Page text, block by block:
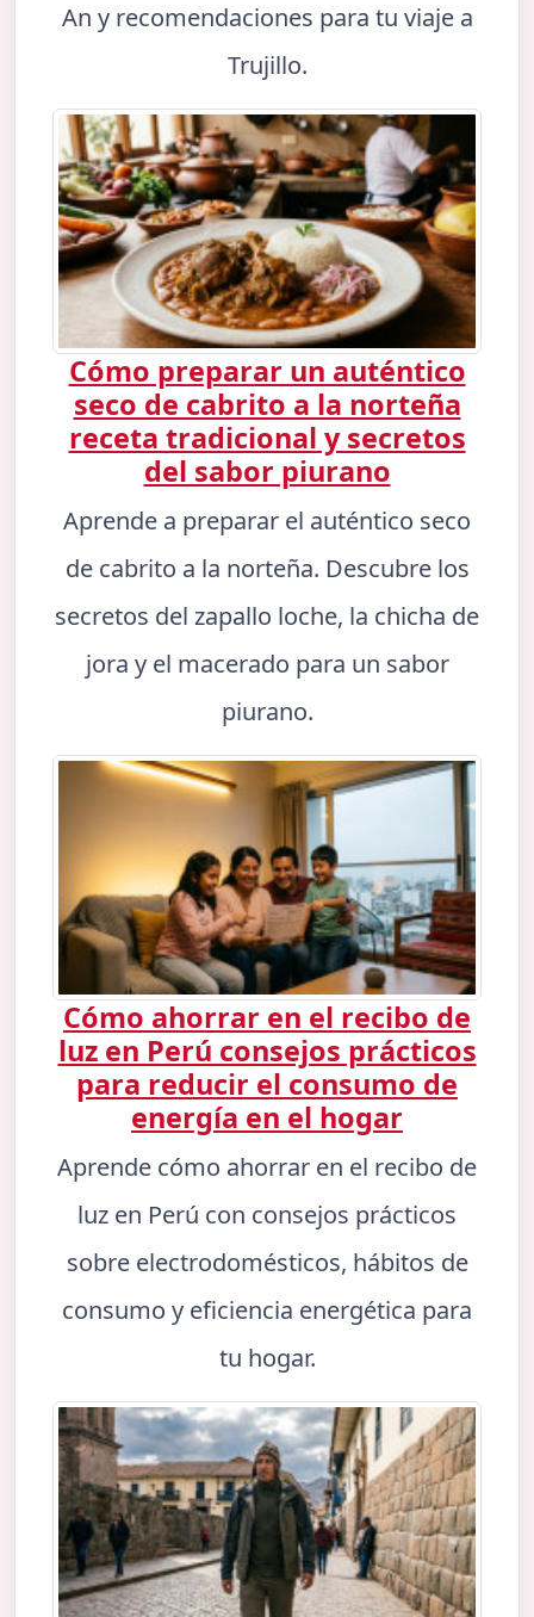
An y recomendaciones para tu viaje a
Trujillo.
Cómo preparar un auténtico
seco de cabrito a la norteña
receta tradicional y secretos
del sabor piurano
Aprende a preparar el auténtico seco
de cabrito a la norteña. Descubre los
secretos del zapallo loche, la chicha de
jora y el macerado para un sabor
piurano.
Cómo ahorrar en el recibo de
luz en Perú consejos prácticos
para reducir el consumo de
energía en el hogar
Aprende cómo ahorrar en el recibo de
luz en Perú con consejos prácticos
sobre electrodomésticos, hábitos de
consumo y eficiencia energética para
tu hogar.